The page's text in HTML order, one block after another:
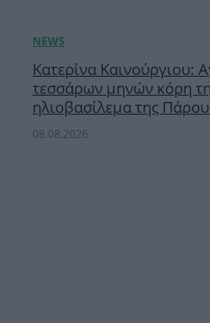
Κατερίνα Καινούργιου:
τεσσάρων μηνών κόρη
ηλιοβασίλεμα της Πάρου
08.08.2026